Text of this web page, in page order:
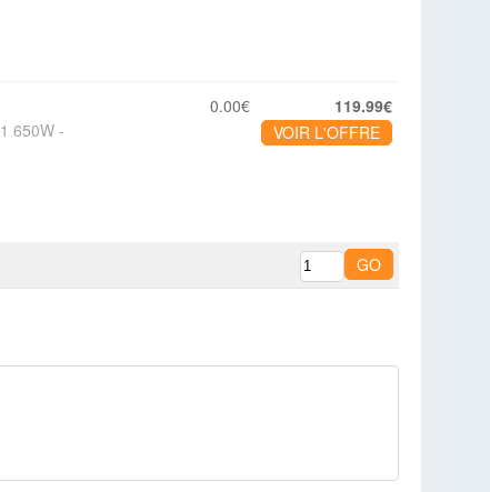
650W -
0.00€
119.99€
VOIR L'OFFRE